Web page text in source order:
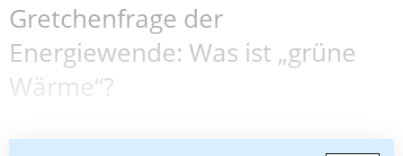
Gretchenfrage der
Energiewende: Was ist „grüne
Wärme“?